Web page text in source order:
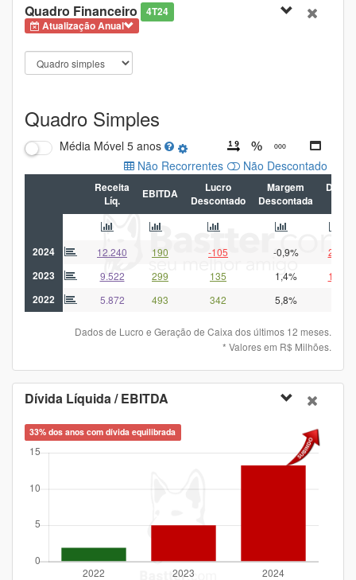
Quadro Financeiro
4T24
Atualização Anual
Quadro Simples
Média Móvel 5 anos
Não Descontado
Não Recorrentes
Receita
Líq.
EBITDA
Lucro
Descontado
Margem
Descontada
Dívida
2024 12.240 190 -105 -0,9% 2.517
2023 9.522 299 135 1,4% 1.493
2022 5.872 493 342 5,8%
Dados de Lucro e Geração de Caixa dos últimos 12 meses.
* Valores em R$ Milhões.
Dívida Líquida / EBITDA
33% dos anos com dívida equilibrada